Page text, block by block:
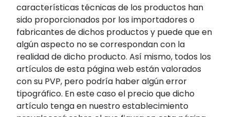
características técnicas de los productos han
sido proporcionados por los importadores o
fabricantes de dichos productos y puede que en
algún aspecto no se correspondan con la
realidad de dicho producto. Así mismo, todos los
artículos de esta página web están valorados
con su PVP, pero podría haber algún error
tipográfico. En este caso el precio que dicho
artículo tenga en nuestro establecimiento